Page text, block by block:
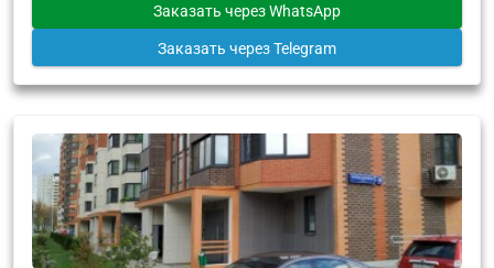
Заказать через WhatsApp
Заказать через Telegram